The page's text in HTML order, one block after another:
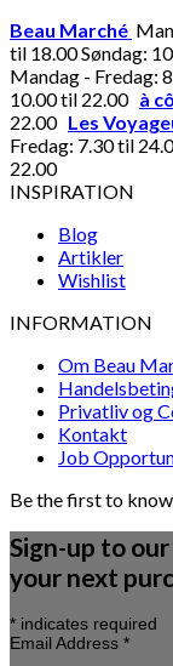
Beau Marché
til 18.00 Søndag:
Mandag - Fredag:
10.00 til 22.00 à
22.00 Les
Fredag: 7.30 til
22.00
INSPIRATION
Blog
Artikler
Wishlist
INFORMATION
Om Beau
Privatliv og
Kontakt
Job
Be the first to know
Sign-up to
your next
* indicates required
Email Address *